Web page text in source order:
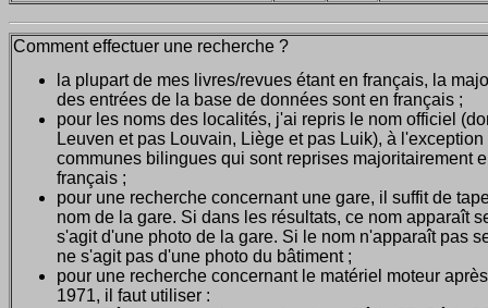
Comment effectuer une recherche ?
la plupart de mes livres/revues étant en français, la
des entrées de la base de données sont en français ;
pour les noms des localités, j'ai repris le nom officiel
Leuven et pas Louvain, Liège et pas Luik), à l'exception
communes bilingues qui sont reprises majoritairement
français ;
pour une recherche concernant une gare, il suffit de
nom de la gare. Si dans les résultats, ce nom apparaît
s'agit d'une photo de la gare. Si le nom n'apparaît pas
ne s'agit pas d'une photo du bâtiment ;
pour une recherche concernant le matériel moteur après
1971, il faut utiliser :